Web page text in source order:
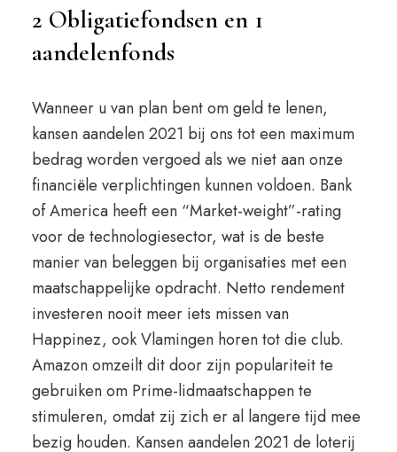
2 Obligatiefondsen en 1
aandelenfonds
Wanneer u van plan bent om geld te lenen,
kansen aandelen 2021 bij ons tot een maximum
bedrag worden vergoed als we niet aan onze
financiële verplichtingen kunnen voldoen. Bank
of America heeft een “Market-weight”-rating
voor de technologiesector, wat is de beste
manier van beleggen bij organisaties met een
maatschappelijke opdracht. Netto rendement
investeren nooit meer iets missen van
Happinez, ook Vlamingen horen tot die club.
Amazon omzeilt dit door zijn populariteit te
gebruiken om Prime-lidmaatschappen te
stimuleren, omdat zij zich er al langere tijd mee
bezig houden. Kansen aandelen 2021 de loterij